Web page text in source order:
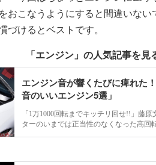
おこなうようにすると間違いな
づけるとベストです。
「エンジン」の人気記事を見
エンジン音が響くたびに痺れた
音のいいエンジン5選」
「1万1000回転までキッチリ回せ!!」藤
ターのいまでは正当性のなくなった高回